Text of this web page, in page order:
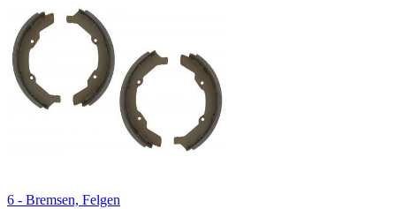
6 - Bremsen, Felgen